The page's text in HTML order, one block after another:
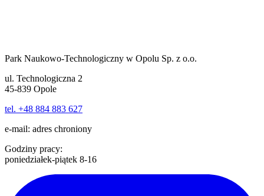
Park Naukowo-Technologiczny w Opolu Sp. z o.o.
ul. Technologiczna 2
45-839 Opole
tel. +48 884 883 627
e-mail: adres chroniony
Godziny pracy:
poniedziałek-piątek 8-16